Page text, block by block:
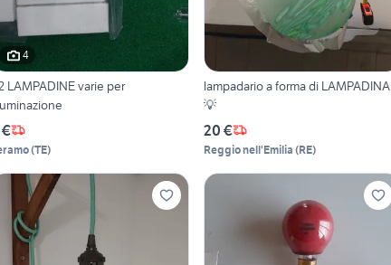
4
LAMPADINE varie per
(TE)
lampadario a forma di LAMPADINA
💡
20 €
Reggio nell'Emilia (RE)